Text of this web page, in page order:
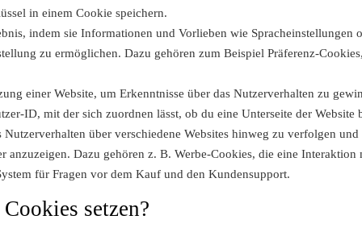
in einem Cookie speichern.
indem sie Informationen und Vorlieben wie Spracheinstellungen
zu ermöglichen. Dazu gehören zum Beispiel Präferenz-
einer Website, um Erkenntnisse über das Nutzerverhalten zu
ID, mit der sich zuordnen lässt, ob du eine Unterseite der Website
über verschiedene Websites hinweg zu verfolgen
anzuzeigen. Dazu gehören z. B. Werbe-Cookies, die eine
für Fragen vor dem Kauf und den Kundensupport.
setzen?